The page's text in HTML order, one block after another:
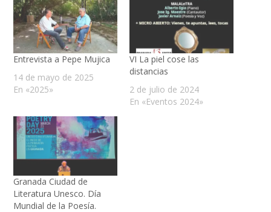
Entrevista a Pepe Mujica
14 de mayo de 2025
En «2025»
VI La piel cose las
distancias
2 de julio de 2024
En «Eventos 2024»
Granada Ciudad de
Literatura Unesco. Día
Mundial de la Poesía.